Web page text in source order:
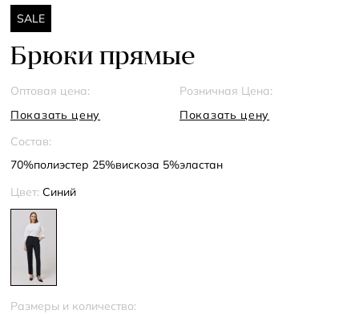
SALE
Брюки прямые
Оптовая цена:
Показать цену
Розничная Цена:
Показать цену
Состав:
70%полиэстер 25%вискоза 5%эластан
Цвет: Синий
Размеры и количество: